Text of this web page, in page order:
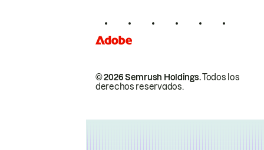
© 2026 Semrush Holdings.Todos los
derechos reservados.